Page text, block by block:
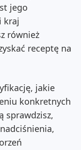
jego
kraj
również
receptę na
jakie
konkretnych
sprawdzisz,